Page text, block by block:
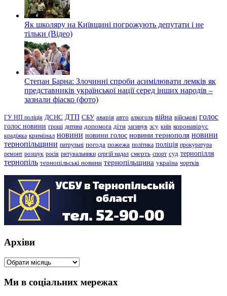
Як школяру на Київщині погрожують депутати і не
тільки (Відео)
Степан Барна: Злочинні спроби асимілювати лемків як
представників української нації серед інших народів –
зазнали фіаско (фото)
ГУ НП поліція ДСНС ДТП СБУ аварія авто алкоголь війна військові голос
голос новини гроші дитина допомога діти загинув зсу київ коронавірус
крадіжка кримінал новини новини голос новини тернополя новини
тернопільщини патрульні погода пожежа політика поліція прокуратура
ремонт розшук росія рятувальники сергій надал смерть спорт суд тернопілля
тернопіль тернопільські новини тернопільщина україна чортків
Архіви
Архіви
Ми в соціальних мережах